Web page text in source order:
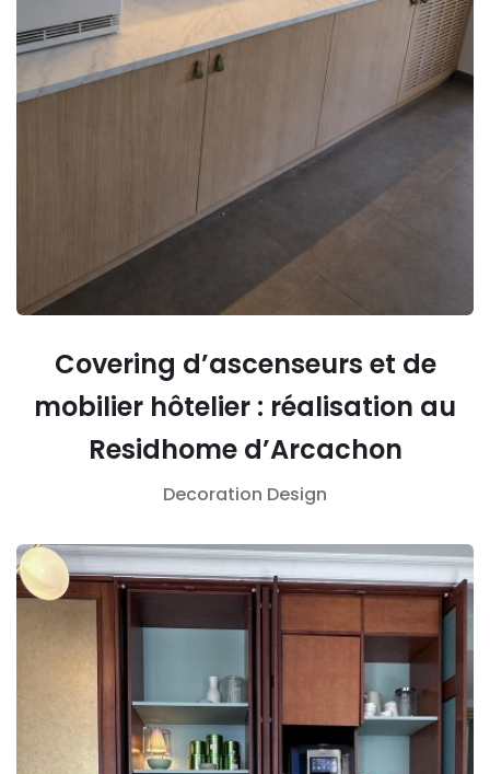
Covering d’ascenseurs et de
mobilier hôtelier : réalisation au
Residhome d’Arcachon
Decoration Design